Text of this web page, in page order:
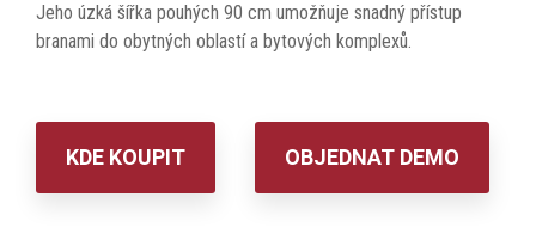
Jeho úzká šířka pouhých 90 cm umožňuje snadný přístup
branami do obytných oblastí a bytových komplexů.
KDE KOUPIT OBJEDNAT DEMO